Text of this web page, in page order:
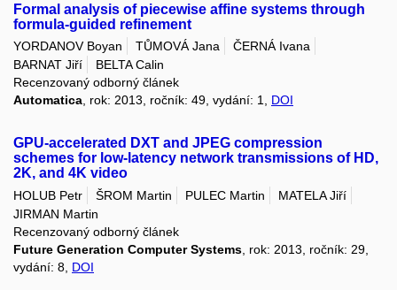
Formal analysis of piecewise affine systems through
formula-guided refinement
YORDANOV Boyan TŮMOVÁ Jana
ČERNÁ Ivana
BARNAT Jiří
BELTA Calin
Recenzovaný odborný článek
Automatica, rok: 2013, ročník: 49, vydání: 1, DOI
GPU-accelerated DXT and JPEG compression
schemes for low-latency network transmissions of HD,
2K, and 4K video
HOLUB Petr ŠROM Martin PULEC Martin
MATELA Jiří
JIRMAN Martin
Recenzovaný odborný článek
Future Generation Computer Systems , rok: 2013, ročník: 29,
vydání: 8, DOI